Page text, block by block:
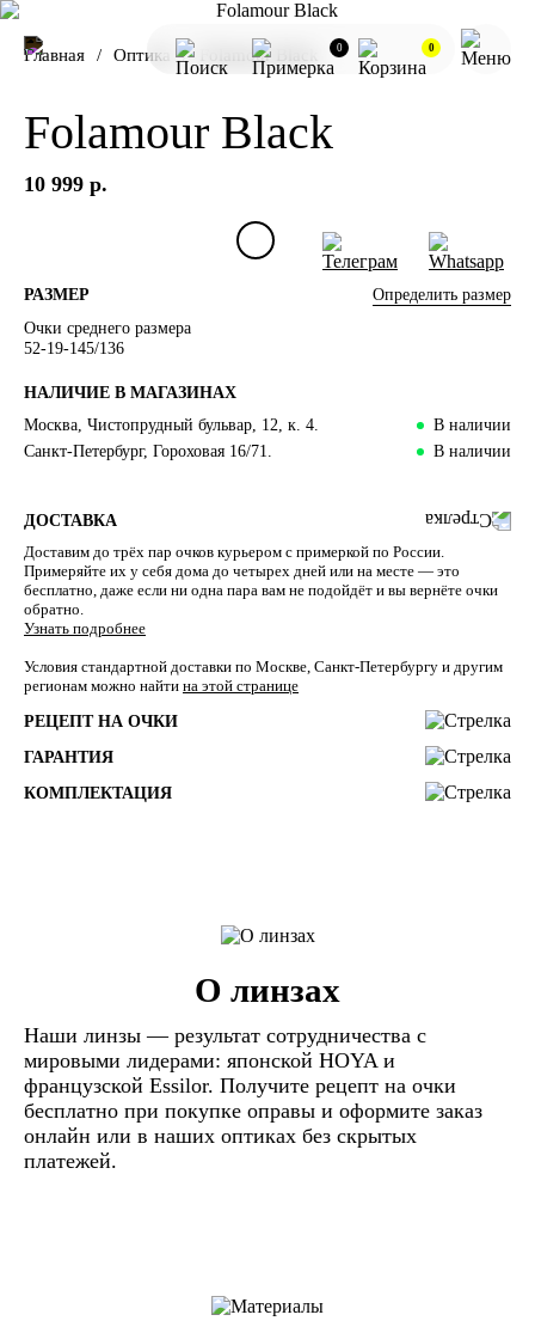
0 0
Главная Оптика Folamour Black
Folamour Black
10 999 р.
РАЗМЕР
Определить размер
Очки среднего размера
52-19-145/136
НАЛИЧИЕ В МАГАЗИНАХ
Москва, Чистопрудный бульвар, 12, к. 4.
В наличии
Санкт-Петербург, Гороховая 16/71.
В наличии
ДОСТАВКА
Доставим до трёх пар очков курьером с примеркой по России.
Примеряйте их у себя дома до четырех дней или на месте — это
бесплатно, даже если ни одна пара вам не подойдёт и вы вернёте очки
обратно.
Узнать подробнее
Условия стандартной доставки по Москве, Санкт-Петербургу и другим
регионам можно найти на этой странице
РЕЦЕПТ НА ОЧКИ
ГАРАНТИЯ
КОМПЛЕКТАЦИЯ
О линзах
Наши линзы — результат сотрудничества с
мировыми лидерами: японской HOYA и
французской Essilor. Получите рецепт на очки
бесплатно при покупке оправы и оформите заказ
онлайн или в наших оптиках без скрытых
платежей.